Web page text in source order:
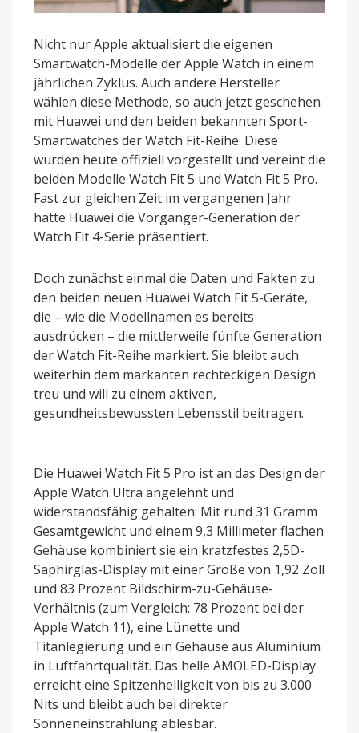
Nicht nur Apple aktualisiert die eigenen
Smartwatch-Modelle der Apple Watch in einem
jährlichen Zyklus. Auch andere Hersteller
wählen diese Methode, so auch jetzt geschehen
mit Huawei und den beiden bekannten Sport-
Smartwatches der Watch Fit-Reihe. Diese
wurden heute offiziell vorgestellt und vereint die
beiden Modelle Watch Fit 5 und Watch Fit 5 Pro.
Fast zur gleichen Zeit im vergangenen Jahr
hatte Huawei die Vorgänger-Generation der
Watch Fit 4-Serie präsentiert.
Doch zunächst einmal die Daten und Fakten zu
den beiden neuen Huawei Watch Fit 5-Geräte,
die – wie die Modellnamen es bereits
ausdrücken – die mittlerweile fünfte Generation
der Watch Fit-Reihe markiert. Sie bleibt auch
weiterhin dem markanten rechteckigen Design
treu und will zu einem aktiven,
gesundheitsbewussten Lebensstil beitragen.
Die Huawei Watch Fit 5 Pro ist an das Design der
Apple Watch Ultra angelehnt und
widerstandsfähig gehalten: Mit rund 31 Gramm
Gesamtgewicht und einem 9,3 Millimeter flachen
Gehäuse kombiniert sie ein kratzfestes 2,5D-
Saphirglas-Display mit einer Größe von 1,92 Zoll
und 83 Prozent Bildschirm-zu-Gehäuse-
Verhältnis (zum Vergleich: 78 Prozent bei der
Apple Watch 11), eine Lünette und
Titanlegierung und ein Gehäuse aus Aluminium
in Luftfahrtqualität. Das helle AMOLED-Display
erreicht eine Spitzenhelligkeit von bis zu 3.000
Nits und bleibt auch bei direkter
Sonneneinstrahlung ablesbar.